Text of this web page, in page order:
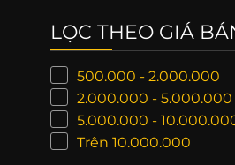
LỌC THEO GIÁ
500.000 - 2.000.000
2.000.000 - 5.000.000
5.000.000 -
Trên 10.000.000